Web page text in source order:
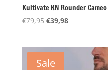
Kultivate KN Rounder Cameo
€79,95 Oorspronkelijke
€79,95.
€39,98Huidige
€39,98.
Sale